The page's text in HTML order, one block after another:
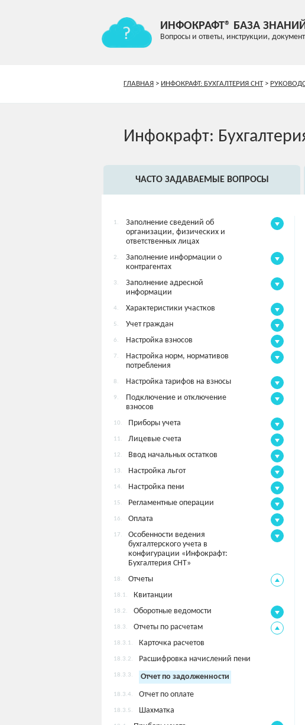
ИНФОКРАФТ® БАЗА
Вопросы и ответы, инструкции,
ГЛАВНАЯ > ИНФОКРАФТ: БУХГАЛТЕРИЯ СНТ>
Инфокрафт:
ЧАСТО ЗАДАВАЕМЫЕ ВОПРОСЫ
1.
Заполнение сведений об
организации, физических и
ответственных лицах
2.
Заполнение информации о
контрагентах
3.
Заполнение адресной
информации
4. Характеристики участков
5. Учет граждан
6. Настройка взносов
7.
Настройка норм, нормативов
потребления
8. Настройка тарифов на взносы
9.
Подключение и отключение
взносов
10. Приборы учета
11. Лицевые счета
12. Ввод начальных остатков
13. Настройка льгот
14. Настройка пени
15. Регламентные операции
16. Оплата
17.
Особенности ведения
бухгалтерского учета в
конфигурации «Инфокрафт:
Бухгалтерия СНТ»
18. Отчеты
18.1. Квитанции
18.2. Оборотные ведомости
18.3. Отчеты по расчетам
18.3.1. Карточка расчетов
18.3.2. Расшифровка начислений пени
18.3.3. Отчет по задолженности
18.3.4. Отчет по оплате
18.3.5. Шахматка